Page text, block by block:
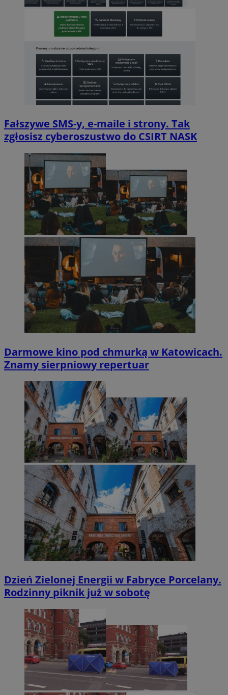
Fałszywe SMS-y, e-maile i strony. Tak
zgłosisz cyberoszustwo do CSIRT NASK
Darmowe kino pod chmurką w Katowicach.
Znamy sierpniowy repertuar
Dzień Zielonej Energii w Fabryce Porcelany.
Rodzinny piknik już w sobotę